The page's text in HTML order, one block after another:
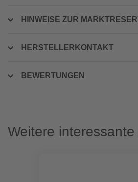
HINWEISE ZUR
HERSTELLERKONTAKT
BEWERTUNGEN
Weitere